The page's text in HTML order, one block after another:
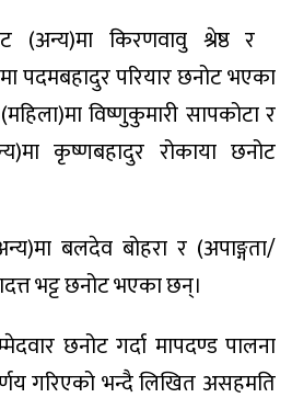
(अन्य)मा किरणवावु श्रेष्ठ र
पदमबहादुर परियार छनोट भएका
विष्णुकुमारी सापकोटा र
कृष्णबहादुर रोकाया छनोट
बलदेव बोहरा र (अपाङ्गता/
भट्ट छनोट भएका छन्।
छनोट गर्दा मापदण्ड पालना
गरिएको भन्दै लिखित असहमति